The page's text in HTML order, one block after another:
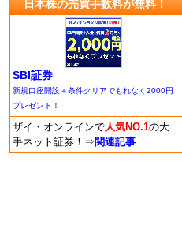
日本株の売買手数料が無料！
SBI証券
新規口座開設＋条件クリアでもれなく2000円
プレゼント！
ザイ・オンラインで人気NO.1の大
手ネット証券！ ⇒ 関連記事